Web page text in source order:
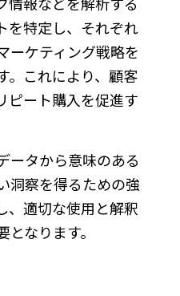
を特定し、それぞれ
ーケティング戦略を
。これにより、顧客
ピート購入を促進す
ータから意味のある
洞察を得るための強
、適切な使用と解釈
なります。